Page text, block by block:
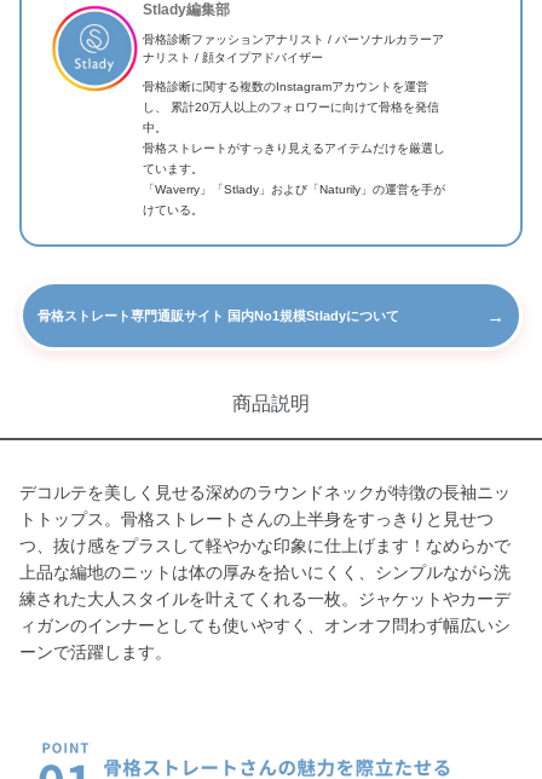
Stlady編集部
骨格診断ファッションアナリスト / パーソナルカラーア
ナリスト / 顔タイプアドバイザー
骨格診断に関する複数のInstagramアカウントを運営
し、 累計20万人以上のフォロワーに向けて骨格を発信
中。
骨格ストレートがすっきり見えるアイテムだけを厳選し
ています。
「Waverry」「Stlady」および「Naturily」の運営を手が
けている。
骨格ストレート専門通販サイト 国内No1規模Stladyについて →
商品説明
デコルテを美しく見せる深めのラウンドネックが特徴の長袖ニッ
トトップス。骨格ストレートさんの上半身をすっきりと見せつ
つ、抜け感をプラスして軽やかな印象に仕上げます！なめらかで
上品な編地のニットは体の厚みを拾いにくく、シンプルながら洗
練された大人スタイルを叶えてくれる一枚。ジャケットやカーデ
ィガンのインナーとしても使いやすく、オンオフ問わず幅広いシ
ーンで活躍します。